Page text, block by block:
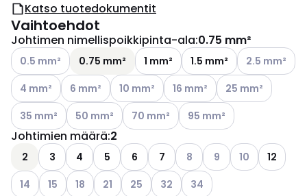
Katso tuotedokumentit
Vaihtoehdot
Johtimen nimellispoikkipinta-ala:0.75 mm²
Katso käytettävissä olevat vaihtoehdot
0.5 mm² 0.75 mm² 1 mm² 1.5 mm² Katso
2.5 mm²
Katso käytettävissä olevat vaihtoehdot
4 mm² Katso käytettävissä olevat vaihtoehdot
6 mm² Katso käytettävissä olevat vaihtoehdot
10 mm² Katso käytettävissä olevat
16 mm² Katso
25 mm²
Katso käytettävissä olevat vaihtoehdot
35 mm² Katso käytettävissä olevat vaihtoehdot
50 mm² Katso käytettävissä olevat
70 mm² Katso käytettävissä
95 mm²
Johtimien määrä:2
2 3 4 5 6 7 Katso käytettävissä
8 Katso käytettävissä
9 Katso
10
12
Katso käytettävissä olevat vaihtoehdot
14 Katso käytettävissä olevat vaihtoehdot
15 Katso käytettävissä olevat vaihtoehdot
18 Katso käytettävissä olevat vaihtoehdot
21 Katso käytettävissä olevat
25 Katso käytettävissä olevat
32 Katso käytettävissä
34